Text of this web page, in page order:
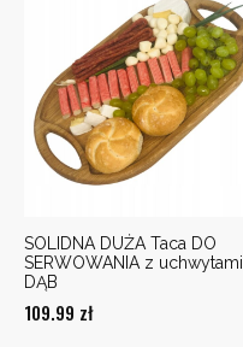
SOLIDNA DUŻA Taca DO
SERWOWANIA z uchwytami
DĄB
109.99 zł